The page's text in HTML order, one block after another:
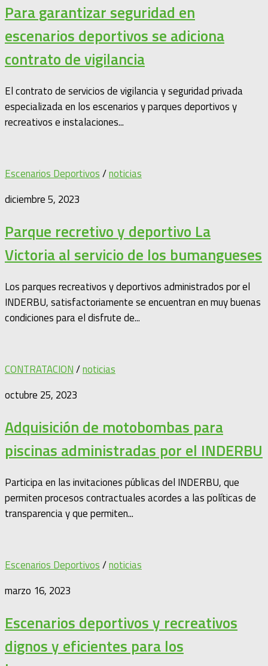
Para garantizar seguridad en
escenarios deportivos se adiciona
contrato de vigilancia
El contrato de servicios de vigilancia y seguridad privada
especializada en los escenarios y parques deportivos y
recreativos e instalaciones...
Escenarios Deportivos/noticias
diciembre 5, 2023
Parque recretivo y deportivo La
Victoria al servicio de los bumangueses
Los parques recreativos y deportivos administrados por el
INDERBU, satisfactoriamente se encuentran en muy buenas
condiciones para el disfrute de...
CONTRATACION/noticias
octubre 25, 2023
Adquisición de motobombas para
piscinas administradas por el INDERBU
Participa en las invitaciones públicas del INDERBU, que
permiten procesos contractuales acordes a las políticas de
transparencia y que permiten...
Escenarios Deportivos/noticias
marzo 16, 2023
Escenarios deportivos y recreativos
dignos y eficientes para los